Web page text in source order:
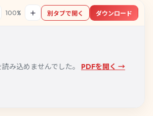
100% ＋ 別タブで開く ダウンロード
み込めませんでした。 PDFを開く →